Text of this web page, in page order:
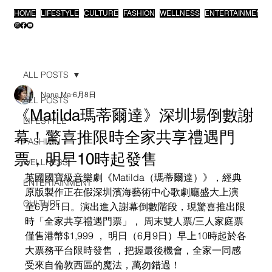
HOME LIFESTYLE CULTURE FASHION WELLNESS ENTERTAINMENT
ALL POSTS
LIFESTYLE
FASHION
WELLNESS
ENTERTAINMENT
CULTURE
ALL POSTS
《Matilda瑪蒂爾達》深圳場倒數謝
幕！驚喜推限時全家共享禮遇門
票，明早10時起發售
Nana Ma 6月8日
英國國寶級音樂劇《Matilda（瑪蒂爾達）》，經典
原版製作正在假深圳濱海藝術中心歌劇廳盛大上演
至6月21日。演出進入謝幕倒數階段，現驚喜推出限
時「全家共享禮遇門票」， 周末雙人票/三人家庭票
僅售港幣$1,999 ， 明日（6月9日）早上10時起於各
大票務平台限時發售 ，把握最後機會，全家一同感
受來自倫敦西區的魔法，萬勿錯過！